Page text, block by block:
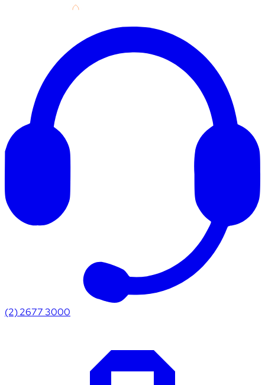
(2) 2677 3000